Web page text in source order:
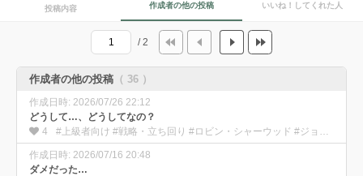
投稿内容 作成者の他の投稿 いいね！してくれた人
/ 2
作成者の他の投稿 （ 36 ）
作成日時: 2026/07/26 22:12
どうして…、どうしてなの？
4
#上級者向け #戦略・立ち回り #ロビン・シャーウッド #ジョーカー #プレイ日記
作成日時: 2026/07/16 20:48
ダメだった…